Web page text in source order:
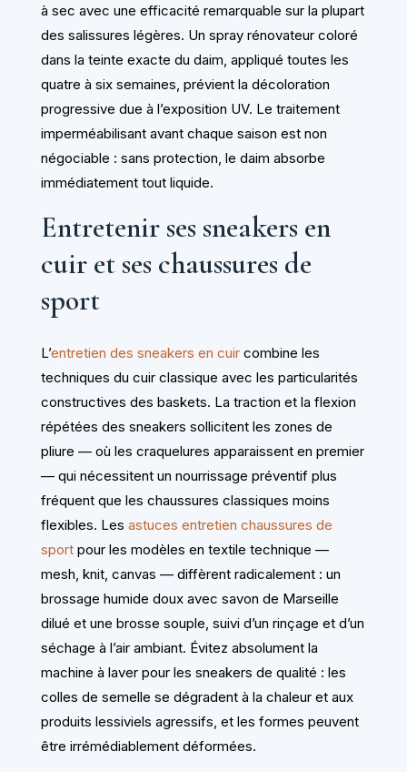
à sec avec une efficacité remarquable sur la plupart
des salissures légères. Un spray rénovateur coloré
dans la teinte exacte du daim, appliqué toutes les
quatre à six semaines, prévient la décoloration
progressive due à l’exposition UV. Le traitement
imperméabilisant avant chaque saison est non
négociable : sans protection, le daim absorbe
immédiatement tout liquide.
Entretenir ses sneakers en
cuir et ses chaussures de
sport
L’entretien des sneakers en cuircombine les
techniques du cuir classique avec les particularités
constructives des baskets. La traction et la flexion
répétées des sneakers sollicitent les zones de
pliure — où les craquelures apparaissent en premier
— qui nécessitent un nourrissage préventif plus
fréquent que les chaussures classiques moins
flexibles. Les astuces entretien chaussures de
sportpour les modèles en textile technique —
mesh, knit, canvas — diffèrent radicalement : un
brossage humide doux avec savon de Marseille
dilué et une brosse souple, suivi d’un rinçage et d’un
séchage à l’air ambiant. Évitez absolument la
machine à laver pour les sneakers de qualité : les
colles de semelle se dégradent à la chaleur et aux
produits lessiviels agressifs, et les formes peuvent
être irrémédiablement déformées.